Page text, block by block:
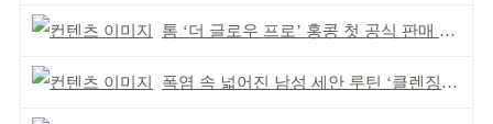
톰 ‘더 글로우 프로’ 홍콩 첫 공식 판매 완판
폭염 속 넓어진 남성 세안 루틴 ‘클렌징’ 거래액 급증